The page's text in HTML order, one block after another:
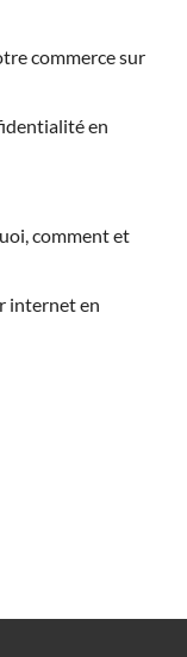
commerce sur
en
comment et
internet en